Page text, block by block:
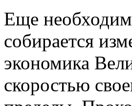
Еще
собирается
экономика
скоростью